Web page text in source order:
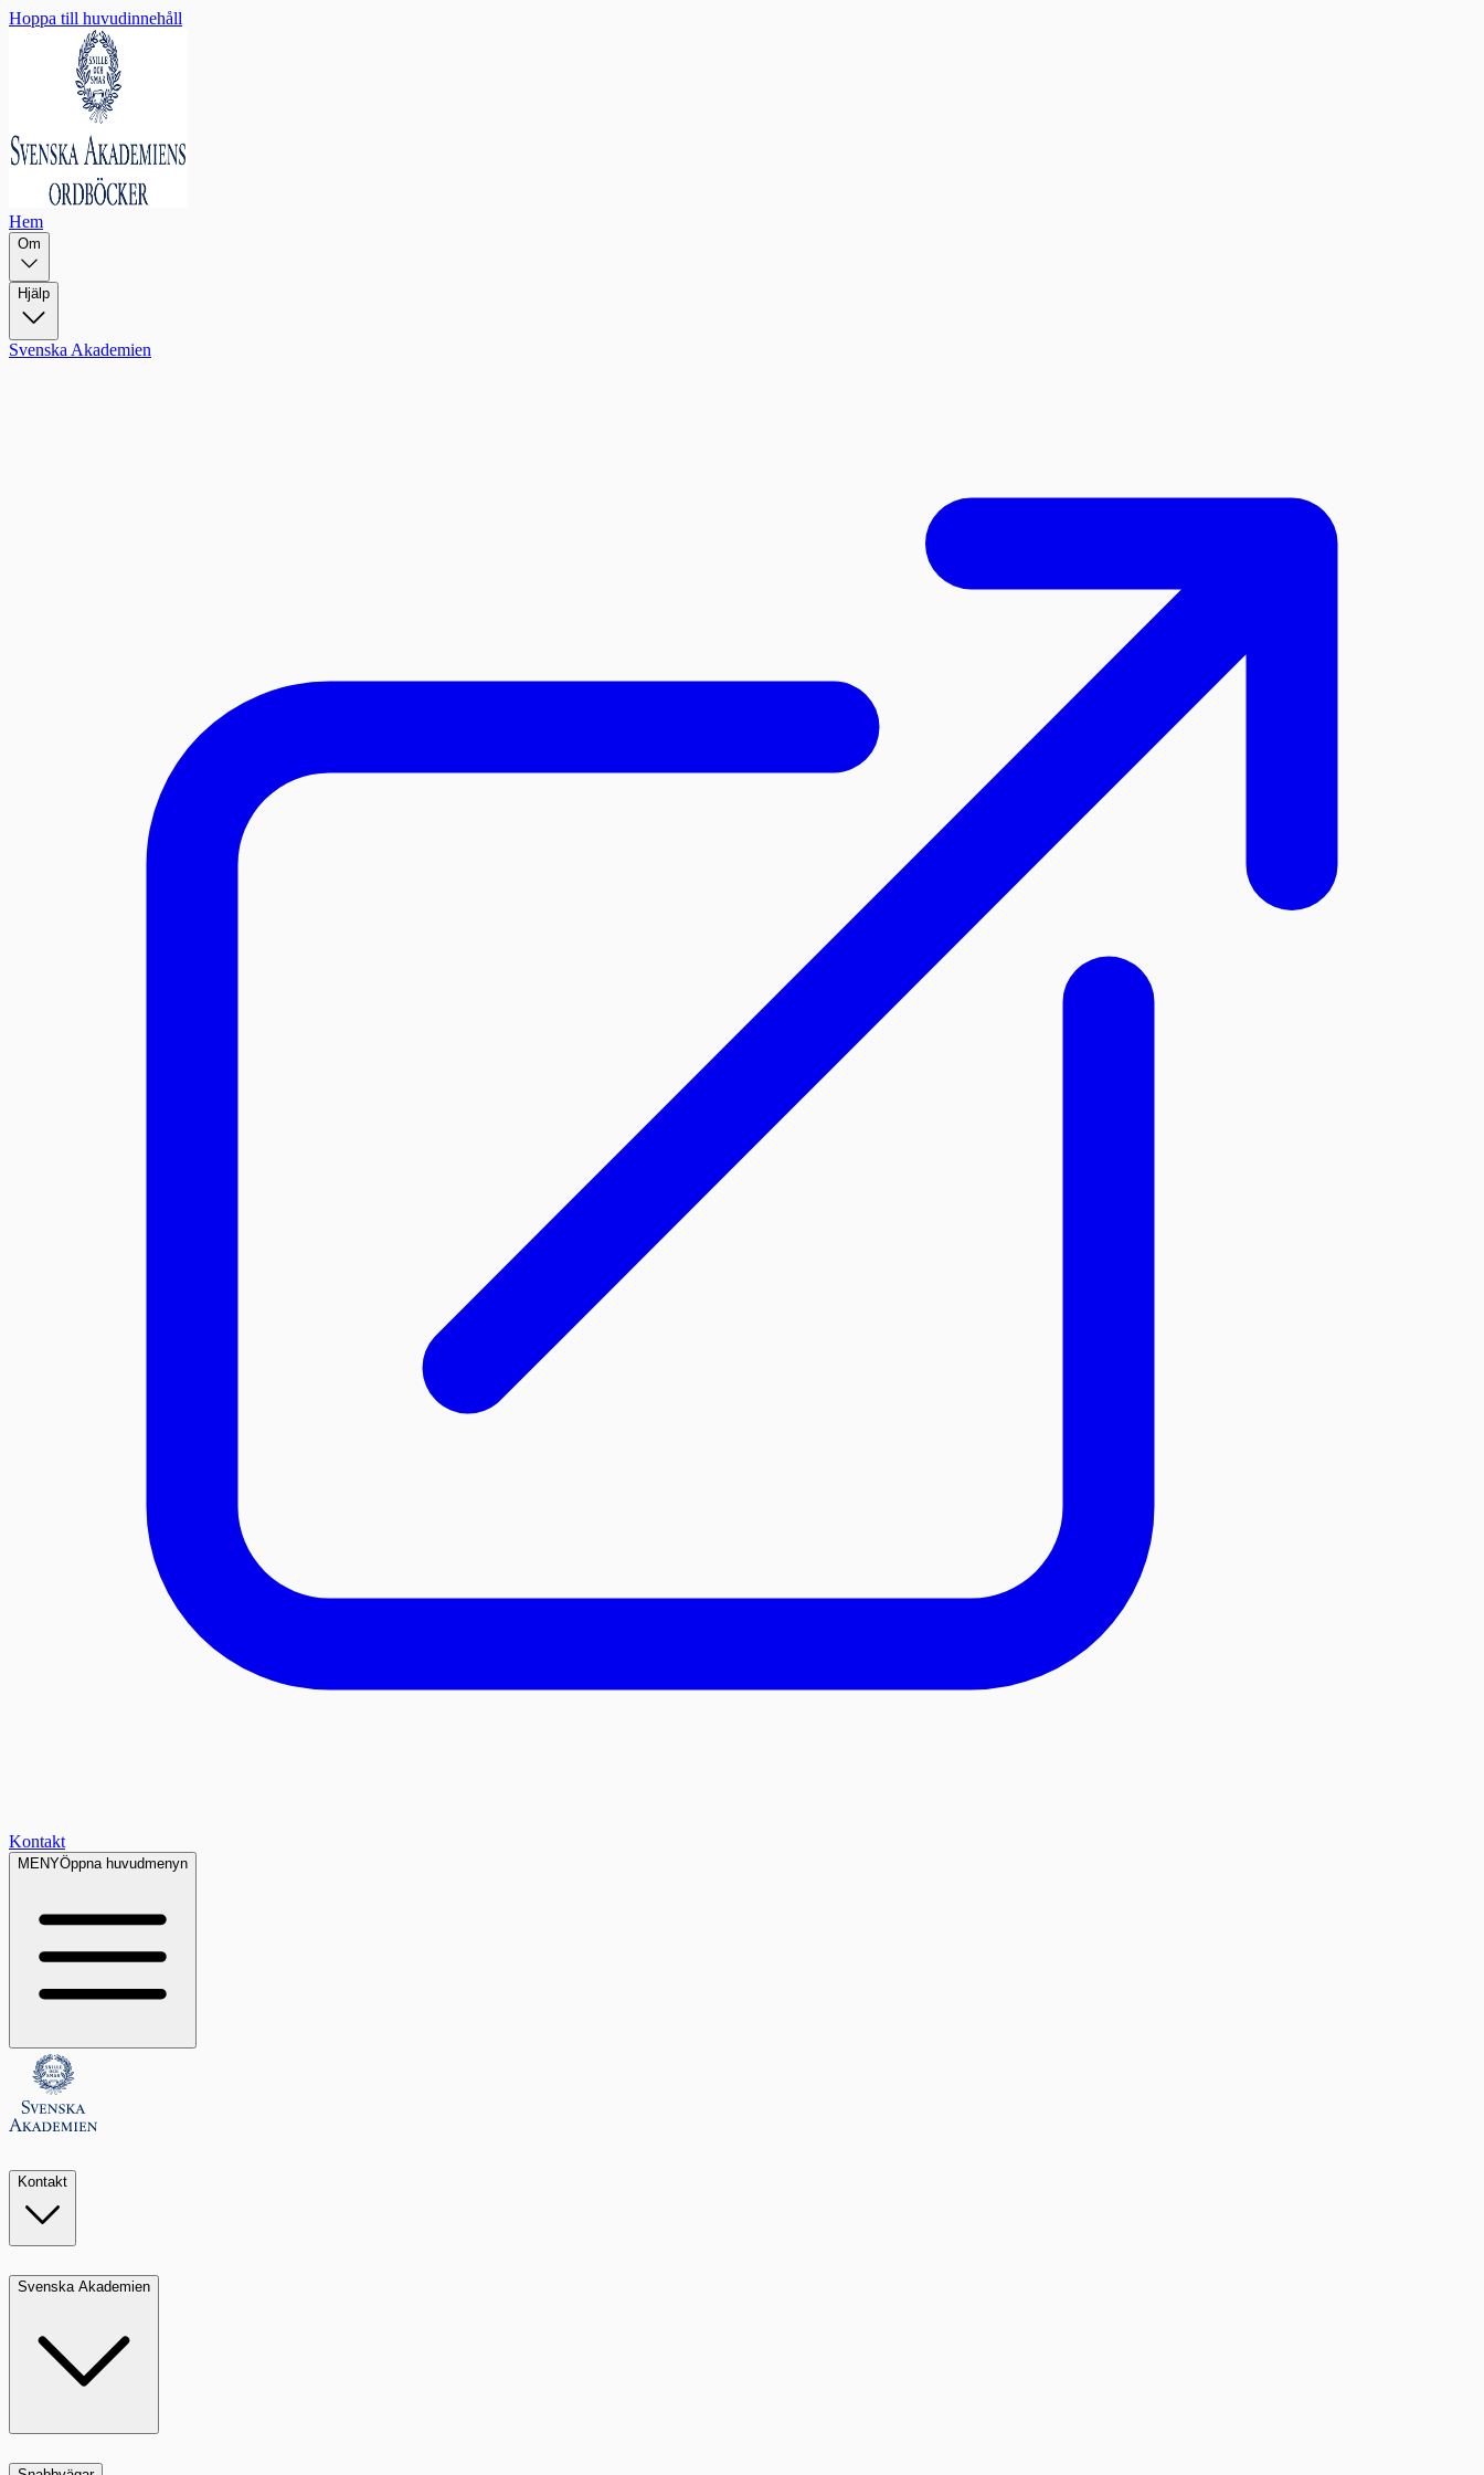
Hoppa till huvudinnehåll
Hem
Om
Hjälp
Svenska Akademien
Kontakt
MENYÖppna huvudmenyn
Kontakt
Svenska Akademien